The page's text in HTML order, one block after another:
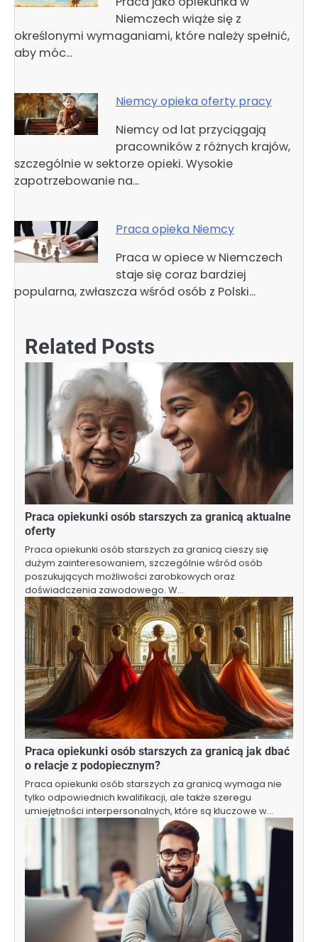
Niemczech wiąże się z
określonymi wymaganiami, które należy spełnić,
aby móc…
Niemcy opieka oferty pracy
Niemcy od lat przyciągają
pracowników z różnych krajów,
szczególnie w sektorze opieki. Wysokie
zapotrzebowanie na…
Praca opieka Niemcy
Praca w opiece w Niemczech
staje się coraz bardziej
popularna, zwłaszcza wśród osób z Polski…
Related Posts
Praca opiekunki osób starszych za granicą aktualne
oferty
Praca opiekunki osób starszych za granicą cieszy się
dużym zainteresowaniem, szczególnie wśród osób
poszukujących możliwości zarobkowych oraz
doświadczenia zawodowego. W…
Praca opiekunki osób starszych za granicą jak dbać
o relacje z podopiecznym?
Praca opiekunki osób starszych za granicą wymaga nie
tylko odpowiednich kwalifikacji, ale także szeregu
umiejętności interpersonalnych, które są kluczowe w…